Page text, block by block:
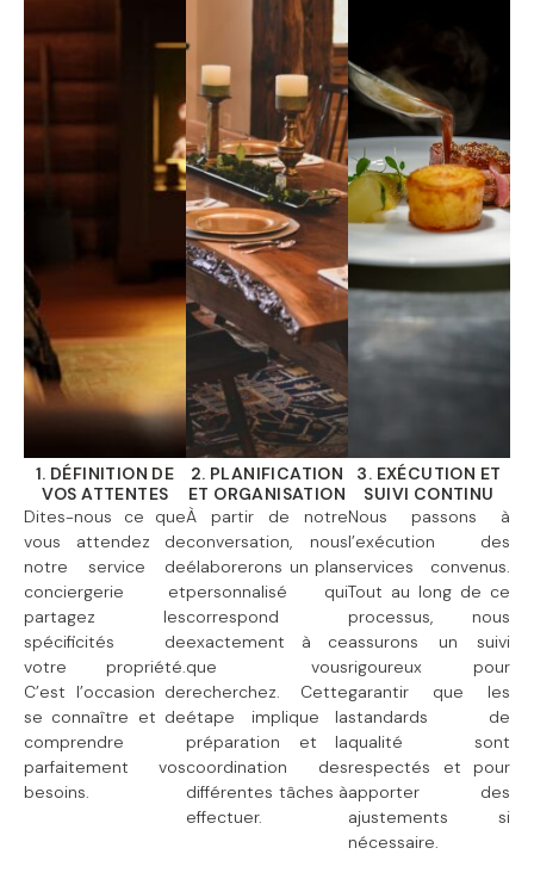
1. DÉFINITION DE
VOS ATTENTES
Dites-nous ce que
vous attendez de
notre service de
conciergerie et
partagez les
spécificités de
votre propriété.
C’est l’occasion de
se connaître et de
comprendre
parfaitement vos
besoins.
2. PLANIFICATION
ET ORGANISATION
À partir de notre
conversation, nous
élaborerons un plan
personnalisé qui
correspond
exactement à ce
que vous
recherchez. Cette
étape implique la
préparation et la
coordination des
différentes tâches à
effectuer.
3. EXÉCUTION ET
SUIVI CONTINU
Nous passons à
l’exécution des
services convenus.
Tout au long de ce
processus, nous
assurons un suivi
rigoureux pour
garantir que les
standards de
qualité sont
respectés et pour
apporter des
ajustements si
nécessaire.